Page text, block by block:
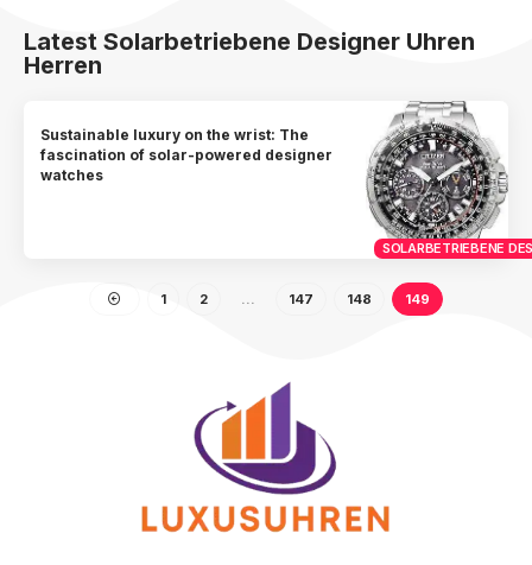
Latest Solarbetriebene Designer Uhren
Herren
SOLARBETRIEBENE
Sustainable luxury on the wrist: The
fascination of solar-powered designer
watches
1 2 … 147 148 149